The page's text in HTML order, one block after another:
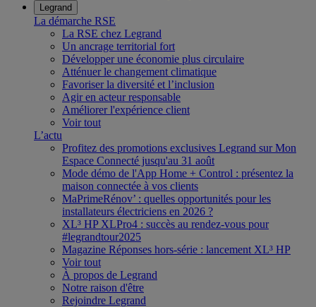
Legrand
La démarche RSE
La RSE chez Legrand
Un ancrage territorial fort
Développer une économie plus circulaire
Atténuer le changement climatique
Favoriser la diversité et l’inclusion
Agir en acteur responsable
Améliorer l'expérience client
Voir tout
L’actu
Profitez des promotions exclusives Legrand sur Mon
Espace Connecté jusqu'au 31 août
Mode démo de l'App Home + Control : présentez la
maison connectée à vos clients
MaPrimeRénov’ : quelles opportunités pour les
installateurs électriciens en 2026 ?
XL³ HP XLPro4 : succès au rendez-vous pour
#legrandtour2025
Magazine Réponses hors-série : lancement XL³ HP
Voir tout
À propos de Legrand
Notre raison d'être
Rejoindre Legrand